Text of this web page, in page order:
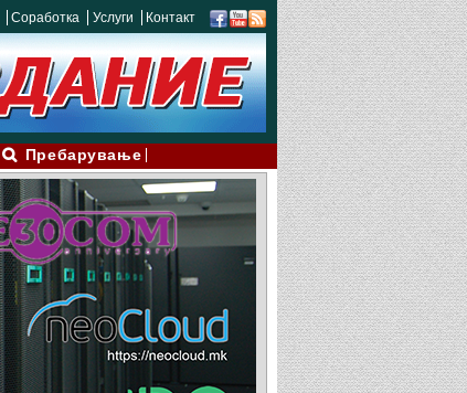
Соработка Услуги Контакт
Пребарување